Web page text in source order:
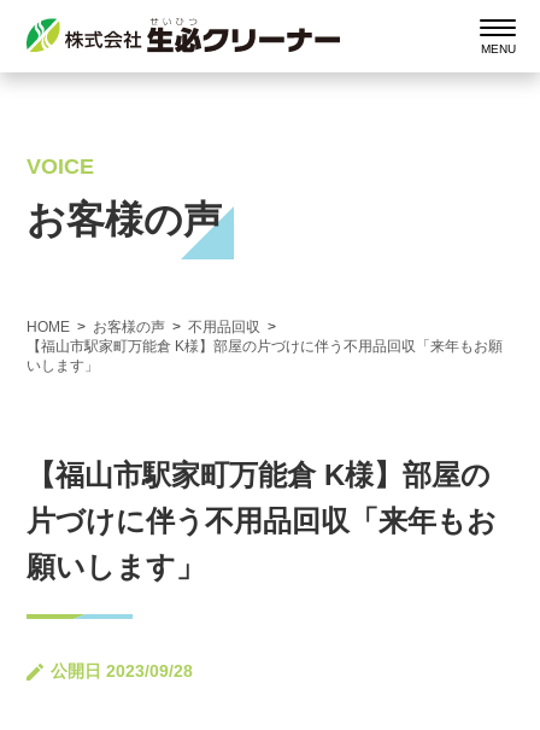
VOICE
お客様の声
HOME お客様の声
不用品回収
【福山市駅家町万能倉 K様】部屋の片づけに伴う不用品回収「来年もお願
いします」
【福山市駅家町万能倉 K様】部屋の
片づけに伴う不用品回収「来年もお
願いします」
公開日 2023/09/28